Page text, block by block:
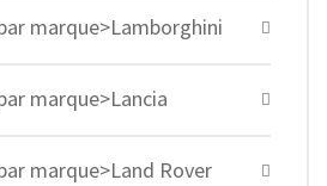
marque>Lamborghini
marque>Lancia
marque>Land Rover